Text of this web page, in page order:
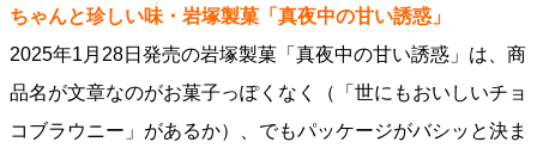
ちゃんと珍しい味・岩塚製菓「真夜中の甘い誘惑」
2025年1月28日発売の岩塚製菓「真夜中の甘い誘惑」は、商
品名が文章なのがお菓子っぽくなく（「世にもおいしいチョ
コブラウニー」があるか）、でもパッケージがバシッと決ま